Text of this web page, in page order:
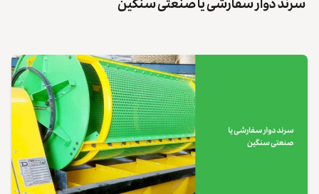
سرند دوار سفارشی یا صنعتی سنگین